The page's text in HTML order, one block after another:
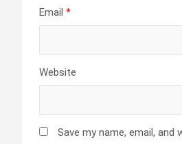
Email *
Website
Save my name, email,